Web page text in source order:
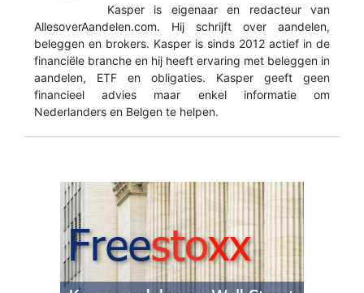
Kasper is eigenaar en redacteur van
AllesoverAandelen.com. Hij schrijft over aandelen,
beleggen en brokers. Kasper is sinds 2012 actief in de
financiële branche en hij heeft ervaring met beleggen in
aandelen, ETF en obligaties. Kasper geeft geen
financieel advies maar enkel informatie om
Nederlanders en Belgen te helpen.